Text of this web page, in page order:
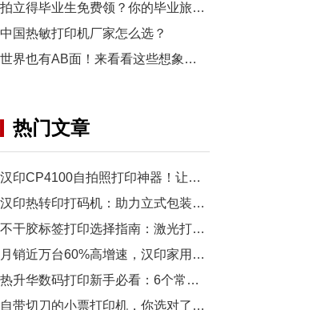
拍立得毕业生免费领？你的毕业旅行照，也有机会上「三影堂」影展了！
中国热敏打印机厂家怎么选？
世界也有AB面！来看看这些想象力拉满的拍立得作品~
热门文章
汉印CP4100自拍照打印神器！让你的美瞬间变永恒
汉印热转印打码机：助力立式包装高效、精准、可靠
不干胶标签打印选择指南：激光打印机与条码打印机比较分析
月销近万台60%高增速，汉印家用打印机扩张态势迅猛
热升华数码打印新手必看：6个常见问题轻松解决
自带切刀的小票打印机，你选对了么？